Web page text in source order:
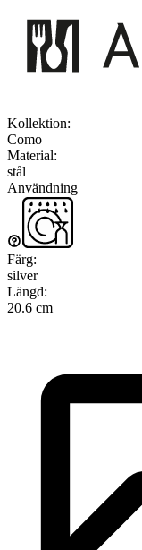
Kollektion:
Como
Material:
stål
Användning
Färg:
silver
Längd:
20.6 cm